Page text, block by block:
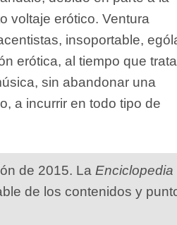
voltaje erótico. Ventura
insoportable,
erótica, al tiempo que
sin abandonar una
a incurrir en todo tipo de
de 2015. La Enciclopedia
de los contenidos y